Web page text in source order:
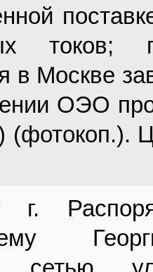
токов;
в Москве
ОЭО
(фотокоп.).
г.